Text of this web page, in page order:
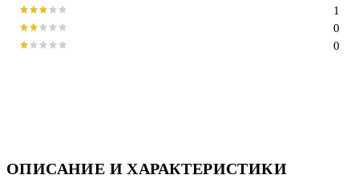
ОПИСАНИЕ И ХАРАКТЕРИСТИКИ
0
0
1